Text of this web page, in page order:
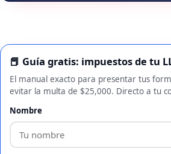
📕 Guía gratis: impuestos de tu
El manual exacto para presentar tus
evitar la multa de $25,000. Directo a tu
Nombre